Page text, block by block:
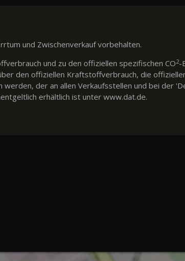
und Zwischenverkauf vorbehalten.
und zu den offiziellen spezifischen CO2-
den offiziellen Kraftstoffverbrauch, die
der an allen Verkaufsstellen und bei der
erhältlich ist unter www.dat.de.